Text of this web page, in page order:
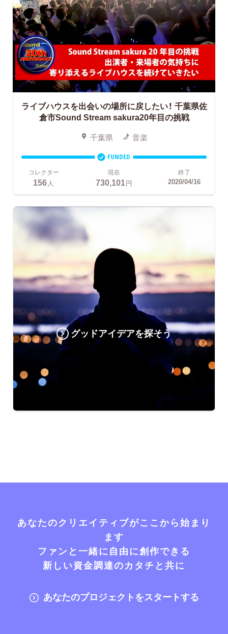
ライブハウスを出会いの場所に戻したい！ 千葉県佐
倉市Sound Stream sakura20年目の挑戦
千葉県 音楽
FUNDED
コレクター
156 人
現在
730,101円
終了
2020/04/16
グッドアイデアを探そう
あなたのクリエイティブがここから始まり
ます
ファンと一緒に自由に創作できる
新しい資金調達のカタチと共に
あなたのプロジェクトをスタートする